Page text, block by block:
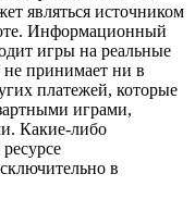
являться источником
Информационный
игры на реальные
не принимает ни в
платежей, которые
играми,
Какие-либо
в